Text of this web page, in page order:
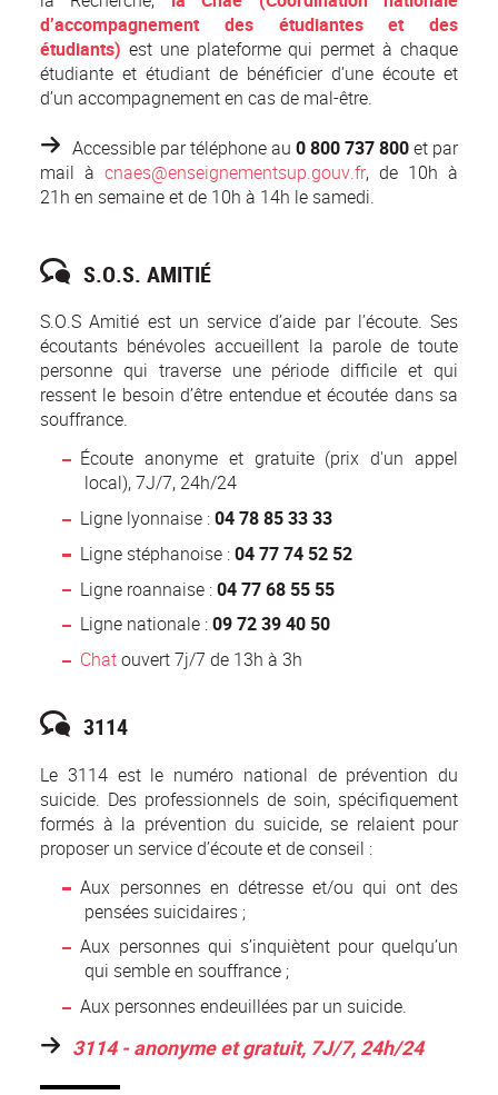
d’accompagnement des étudiantes et des
étudiants) est une plateforme qui permet à chaque
étudiante et étudiant de bénéficier d’une écoute et
d’un accompagnement en cas de mal-être.
Accessible par téléphone au 0 800 737 800et par
mail à cnaes@enseignementsup.gouv.fr, de 10h à
21h en semaine et de 10h à 14h le samedi.
S.O.S. AMITIÉ
S.O.S Amitié est un service d’aide par l’écoute. Ses
écoutants bénévoles accueillent la parole de toute
personne qui traverse une période difficile et qui
ressent le besoin d’être entendue et écoutée dans sa
souffrance.
Écoute anonyme et gratuite (prix d'un appel
local), 7J/7, 24h/24
Ligne lyonnaise :04 78 85 33 33
Ligne stéphanoise :04 77 74 52 52
Ligne roannaise :04 77 68 55 55
Ligne nationale :09 72 39 40 50
Chatouvert 7j/7 de 13h à 3h
3114
Le 3114 est le numéro national de prévention du
suicide. Des professionnels de soin, spécifiquement
formés à la prévention du suicide, se relaient pour
proposer un service d’écoute et de conseil :
Aux personnes en détresse et/ou qui ont des
pensées suicidaires ;
Aux personnes qui s’inquiètent pour quelqu’un
qui semble en souffrance ;
Aux personnes endeuillées par un suicide.
3114 - anonyme et gratuit, 7J/7, 24h/24